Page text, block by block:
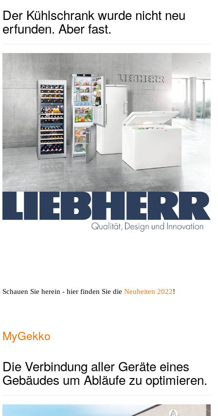
Der Kühlschrank wurde nicht neu
erfunden. Aber fast.
Schauen Sie herein - hier finden Sie die Neuheiten 2022!
MyGekko
Die Verbindung aller Geräte eines
Gebäudes um Abläufe zu optimieren.